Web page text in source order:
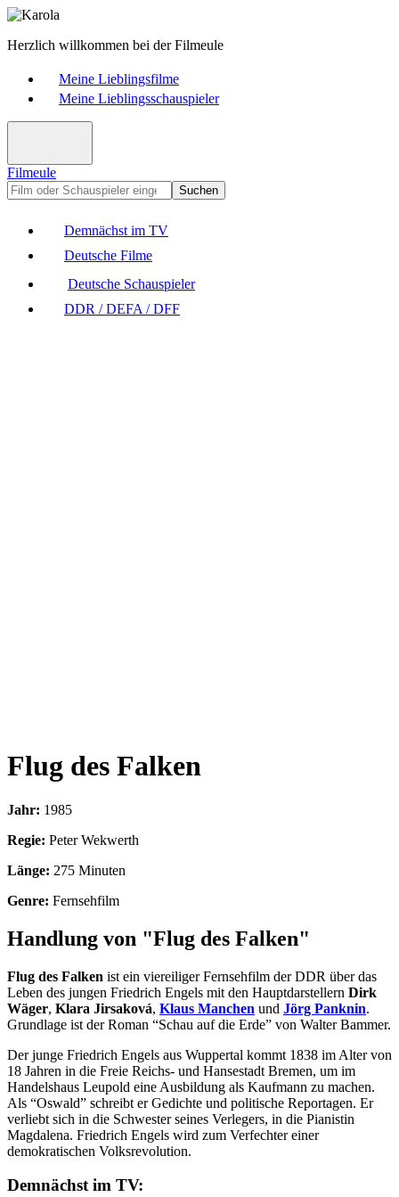
Herzlich willkommen bei der Filmeule
Meine Lieblingsfilme
Meine Lieblingsschauspieler
Filmeule
Suchen
Demnächst im TV
Deutsche Filme
Deutsche Schauspieler
DDR / DEFA / DFF
Flug des Falken
Jahr: 1985
Regie: Peter Wekwerth
Länge: 275 Minuten
Genre: Fernsehfilm
Handlung von "Flug des Falken"
Flug des Falken ist ein viereiliger Fernsehfilm der DDR über das
Leben des jungen Friedrich Engels mit den Hauptdarstellern Dirk
Wäger, Klara Jirsaková, Klaus Manchen und Jörg Panknin.
Grundlage ist der Roman “Schau auf die Erde” von Walter Bammer.
Der junge Friedrich Engels aus Wuppertal kommt 1838 im Alter von
18 Jahren in die Freie Reichs- und Hansestadt Bremen, um im
Handelshaus Leupold eine Ausbildung als Kaufmann zu machen.
Als “Oswald” schreibt er Gedichte und politische Reportagen. Er
verliebt sich in die Schwester seines Verlegers, in die Pianistin
Magdalena. Friedrich Engels wird zum Verfechter einer
demokratischen Volksrevolution.
Demnächst im TV: